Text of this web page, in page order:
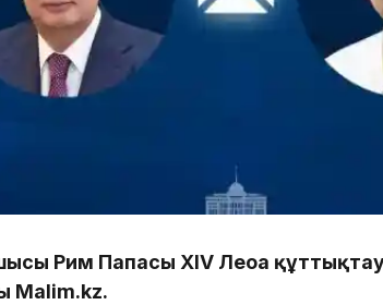
Рим Папасы XIV Леоға
Malim.kz.